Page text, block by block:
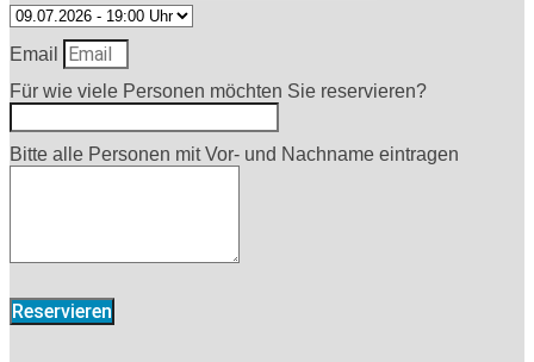
Email
Für wie viele Personen möchten Sie reservieren?
Bitte alle Personen mit Vor- und Nachname eintragen
Reservieren